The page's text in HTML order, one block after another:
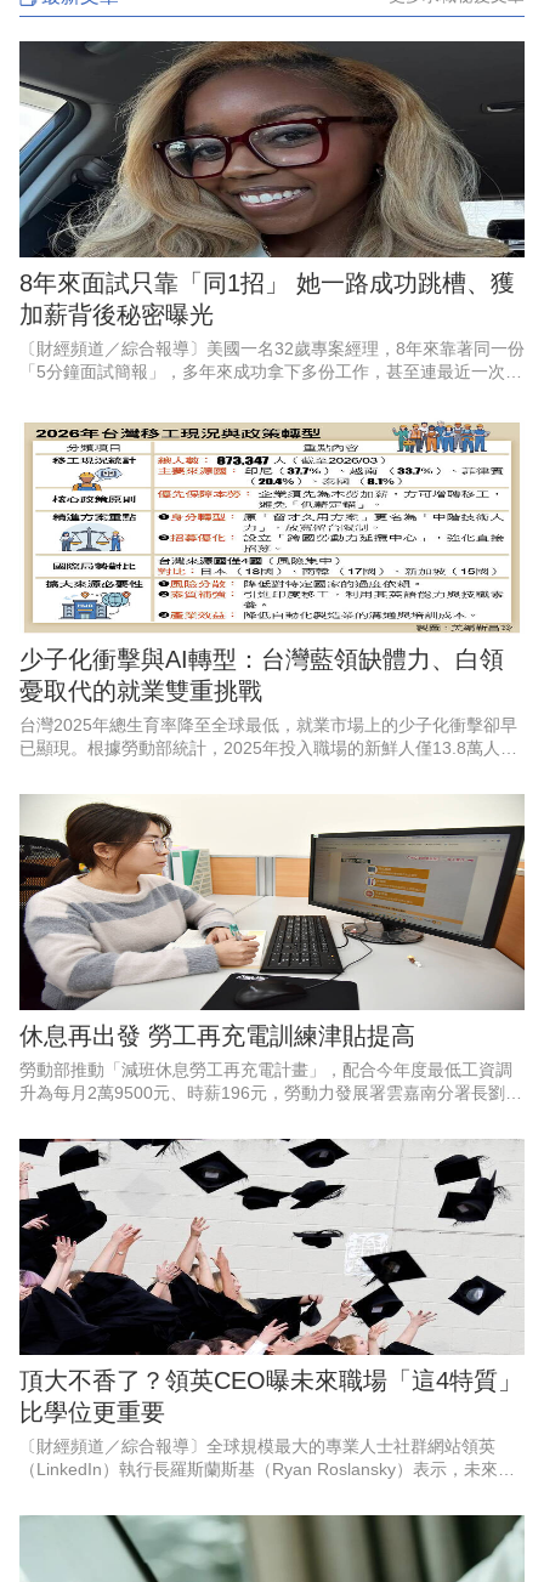
8年來面試只靠「同1招」 她一路成功跳槽、獲
加薪背後秘密曝光
〔財經頻道／綜合報導〕美國一名32歲專案經理，8年來靠著同一份
「5分鐘面試簡報」，多年來成功拿下多份工作，甚至連最近一次內
試幾乎都使用同
少子化衝擊與AI轉型：台灣藍領缺體力、白領
憂取代的就業雙重挑戰
台灣2025年總生育率降至全球最低，就業市場上的少子化衝擊卻早
已顯現。根據勞動部統計，2025年投入職場的新鮮人僅13.8萬人，
內缺工狀況
休息再出發 勞工再充電訓練津貼提高
勞動部推動「減班休息勞工再充電計畫」，配合今年度最低工資調
升為每月2萬9500元、時薪196元，勞動力發展署雲嘉南分署長劉邦
間穩定生活、強化職
頂大不香了？領英CEO曝未來職場「這4特質」
比學位更重要
〔財經頻道／綜合報導〕全球規模最大的專業人士社群網站領英
（LinkedIn）執行長羅斯蘭斯基（Ryan Roslansky）表示，未來的
些適應